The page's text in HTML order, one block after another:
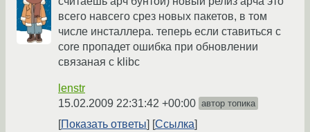
всего навсего срез новых пакетов, в том
числе инсталлера. теперь если ставиться с
core пропадет ошибка при обновлении
связаная с klibc
lenstr
15.02.2009 22:31:42 +00:00 автор топика
Показать ответы Ссылка